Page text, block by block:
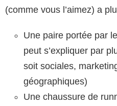
(comme vous l’aimez) a
Une paire portée par
peut s’expliquer par
soit sociales,
géographiques)
Une chaussure de